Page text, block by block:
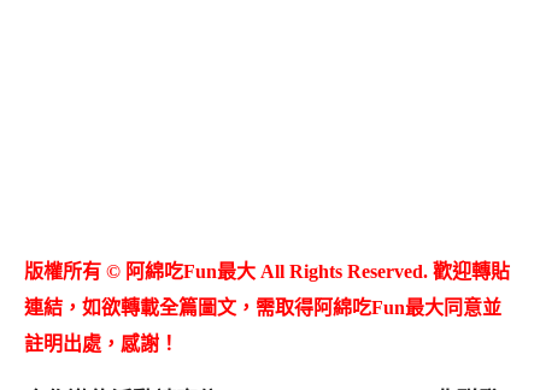
版權所有 © 阿綿吃Fun最大 All Rights Reserved. 歡迎轉貼
連結，如欲轉載全篇圖文，需取得阿綿吃Fun最大同意並
註明出處，感謝！